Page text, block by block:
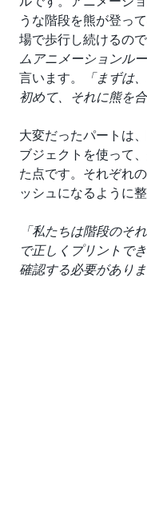
うな階段を熊が登っ
場で歩行し続けるので
ムアニメーションル
言います。
「まずは
初めて、それに熊を
大変だったパートは
ブジェクトを使って
た点です。それぞれ
ッシュになるように整
「私たちは階段のそ
で正しくプリントで
確認する必要がありま